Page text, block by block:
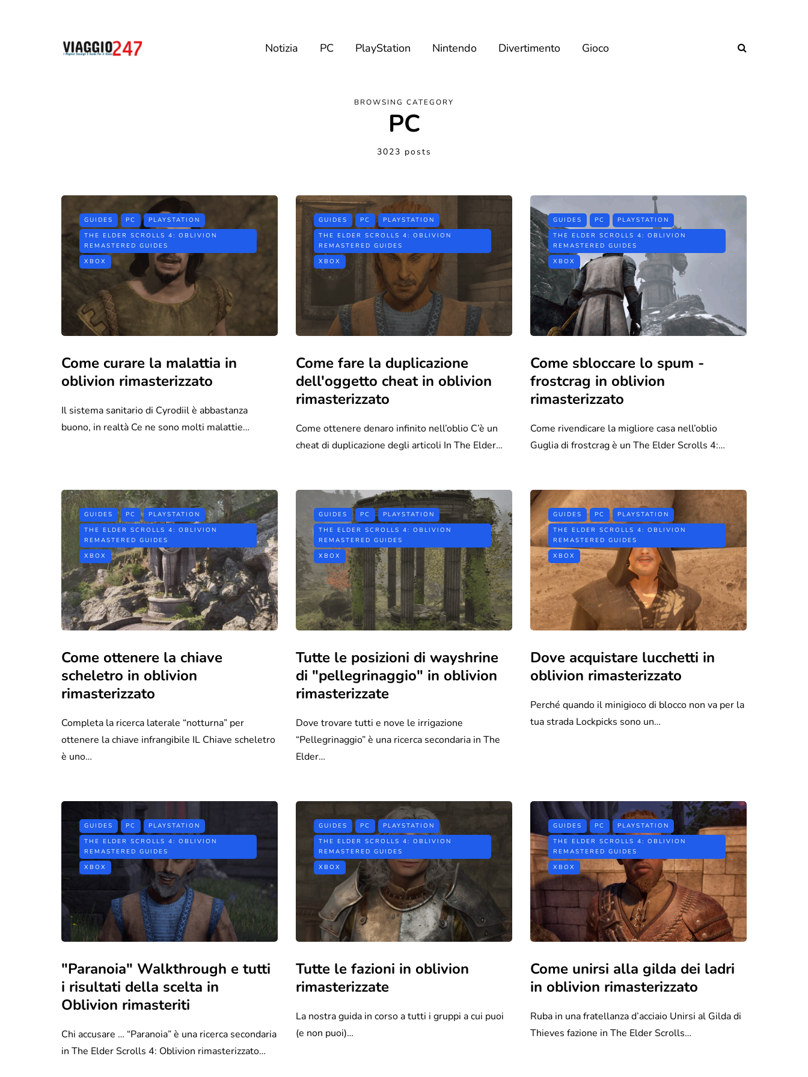
Notizia PC PlayStation Nintendo Divertimento Gioco
BROWSING CATEGORY
PC
3023 posts
GUIDES PC
PLAYSTATION
THE ELDER SCROLLS 4: OBLIVION
REMASTERED GUIDES
XBOX
Come curare la malattia in
oblivion rimasterizzato
Il sistema sanitario di Cyrodiil è abbastanza
buono, in realtà Ce ne sono molti malattie…
GUIDES PC
PLAYSTATION
THE ELDER SCROLLS 4: OBLIVION
REMASTERED GUIDES
XBOX
Come fare la duplicazione
dell'oggetto cheat in oblivion
rimasterizzato
Come ottenere denaro infinito nell’oblio C’è un
cheat di duplicazione degli articoli In The Elder…
GUIDES PC
PLAYSTATION
THE ELDER SCROLLS 4: OBLIVION
REMASTERED GUIDES
XBOX
Come sbloccare lo spum -
frostcrag in oblivion
rimasterizzato
Come rivendicare la migliore casa nell’oblio
Guglia di frostcrag è un The Elder Scrolls 4:…
GUIDES PC
PLAYSTATION
THE ELDER SCROLLS 4: OBLIVION
REMASTERED GUIDES
XBOX
Come ottenere la chiave
scheletro in oblivion
rimasterizzato
Completa la ricerca laterale “notturna” per
ottenere la chiave infrangibile IL Chiave scheletro
è uno…
GUIDES PC
PLAYSTATION
THE ELDER SCROLLS 4: OBLIVION
REMASTERED GUIDES
XBOX
Tutte le posizioni di wayshrine
di "pellegrinaggio" in oblivion
rimasterizzate
Dove trovare tutti e nove le irrigazione
“Pellegrinaggio” è una ricerca secondaria in The
Elder…
GUIDES PC
PLAYSTATION
THE ELDER SCROLLS 4: OBLIVION
REMASTERED GUIDES
XBOX
Dove acquistare lucchetti in
oblivion rimasterizzato
Perché quando il minigioco di blocco non va per la
tua strada Lockpicks sono un…
GUIDES PC
PLAYSTATION
THE ELDER SCROLLS 4: OBLIVION
REMASTERED GUIDES
XBOX
"Paranoia" Walkthrough e tutti
i risultati della scelta in
Oblivion rimasteriti
Chi accusare … “Paranoia” è una ricerca secondaria
in The Elder Scrolls 4: Oblivion rimasterizzato…
GUIDES PC
PLAYSTATION
THE ELDER SCROLLS 4: OBLIVION
REMASTERED GUIDES
XBOX
Tutte le fazioni in oblivion
rimasterizzate
La nostra guida in corso a tutti i gruppi a cui puoi
(e non puoi)…
GUIDES PC
PLAYSTATION
THE ELDER SCROLLS 4: OBLIVION
REMASTERED GUIDES
XBOX
Come unirsi alla gilda dei ladri
in oblivion rimasterizzato
Ruba in una fratellanza d’acciaio Unirsi al Gilda di
Thieves fazione in The Elder Scrolls…